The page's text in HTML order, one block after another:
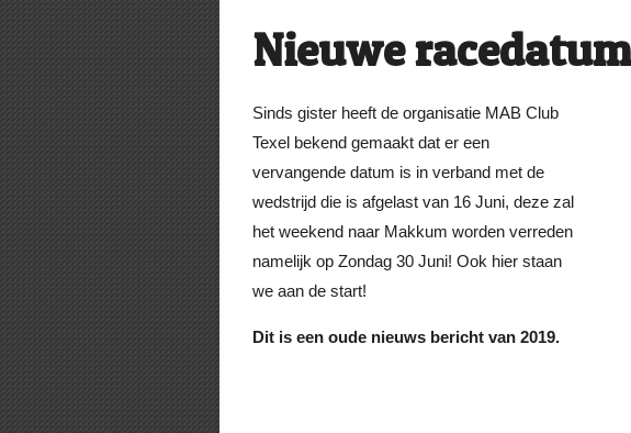
Nieuwe
Sinds gister heeft de organisatie MAB Club
Texel bekend gemaakt dat er een
vervangende datum is in verband met de
wedstrijd die is afgelast van 16 Juni, deze zal
het weekend naar Makkum worden verreden
namelijk op Zondag 30 Juni! Ook hier staan
we aan de start!
Dit is een oude nieuws bericht van 2019.